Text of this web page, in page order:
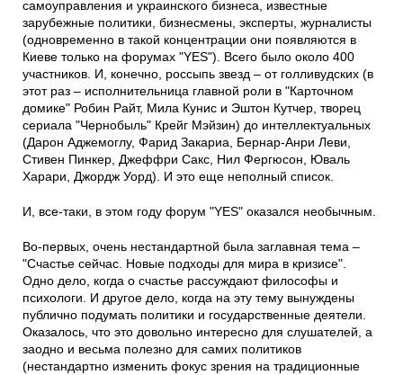
самоуправления и украинского бизнеса, известные
зарубежные политики, бизнесмены, эксперты, журналисты
(одновременно в такой концентрации они появляются в
Киеве только на форумах "YES"). Всего было около 400
участников. И, конечно, россыпь звезд – от голливудских (в
этот раз – исполнительница главной роли в "Карточном
домике" Робин Райт, Мила Кунис и Эштон Кутчер, творец
сериала "Чернобыль" Крейг Мэйзин) до интеллектуальных
(Дарон Аджемоглу, Фарид Закариа, Бернар-Анри Леви,
Стивен Пинкер, Джеффри Сакс, Нил Фергюсон, Юваль
Харари, Джордж Уорд). И это еще неполный список.
И, все-таки, в этом году форум "YES" оказался необычным.
Во-первых, очень нестандартной была заглавная тема –
"Счастье сейчас. Новые подходы для мира в кризисе".
Одно дело, когда о счастье рассуждают философы и
психологи. И другое дело, когда на эту тему вынуждены
публично подумать политики и государственные деятели.
Оказалось, что это довольно интересно для слушателей, а
заодно и весьма полезно для самих политиков
(нестандартно изменить фокус зрения на традиционные